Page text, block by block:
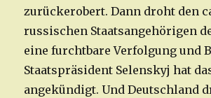
zurückerobert. Dann droht den
russischen Staatsangehörigen
eine furchtbare Verfolgung und
Staatspräsident Selenskyj hat
angekündigt. Und Deutschland